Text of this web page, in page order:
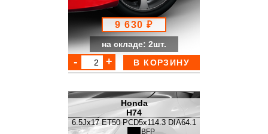
9 630 ₽
на складе: 2шт.
В КОРЗИНУ
Honda
H74
6.5Jx17 ET50 PCD5x114.3 DIA64.1
BFP